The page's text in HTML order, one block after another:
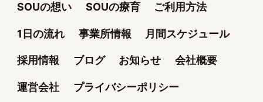
SOUの想い SOUの療育 ご利用方法
1日の流れ 事業所情報 月間スケジュール
採用情報 ブログ お知らせ 会社概要
運営会社 プライバシーポリシー